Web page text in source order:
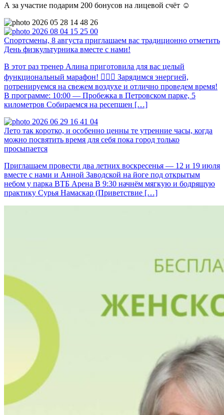
А за участие подарим 200 бонусов на лицевой счёт ☺️
Спортсмены, 8 августа приглашаем вас традиционно отметить
День физкультурника вместе с нами!
В этот раз тренер Алина приготовила для вас целый
функциональный марафон! 🏃🏻‍♀️ Зарядимся энергией,
потренируемся на свежем воздухе и отлично проведем время!
В программе: 10:00 — Пробежка в Петровском парке, 5
километров Собираемся на ресепшен […]
Лето так коротко, и особенно ценны те утренние часы, когда
можно посвятить время для себя пока город только
просыпается
Приглашаем провести два летних воскресенья — 12 и 19 июля
вместе с нами и Анной Заводской на йоге под открытым
небом у парка ВТБ Арена В 9:30 начнём мягкую и бодрящую
практику Сурья Намаскар (Приветствие […]